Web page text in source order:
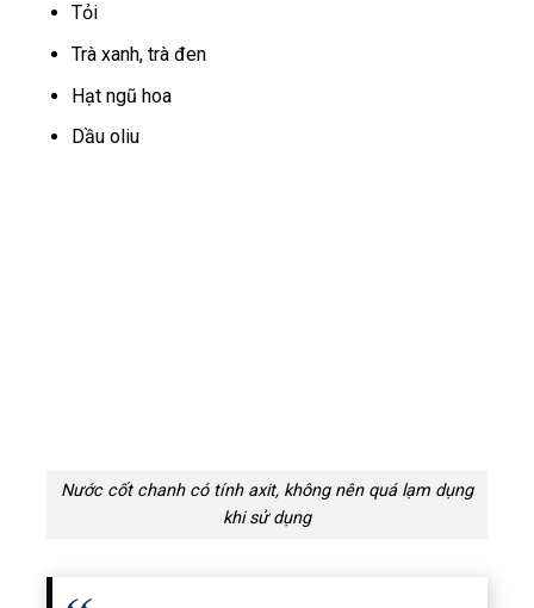
Tỏi
Trà xanh, trà đen
Hạt ngũ hoa
Dầu oliu
Nước cốt chanh có tính axit, không nên quá lạm dụng
khi sử dụng